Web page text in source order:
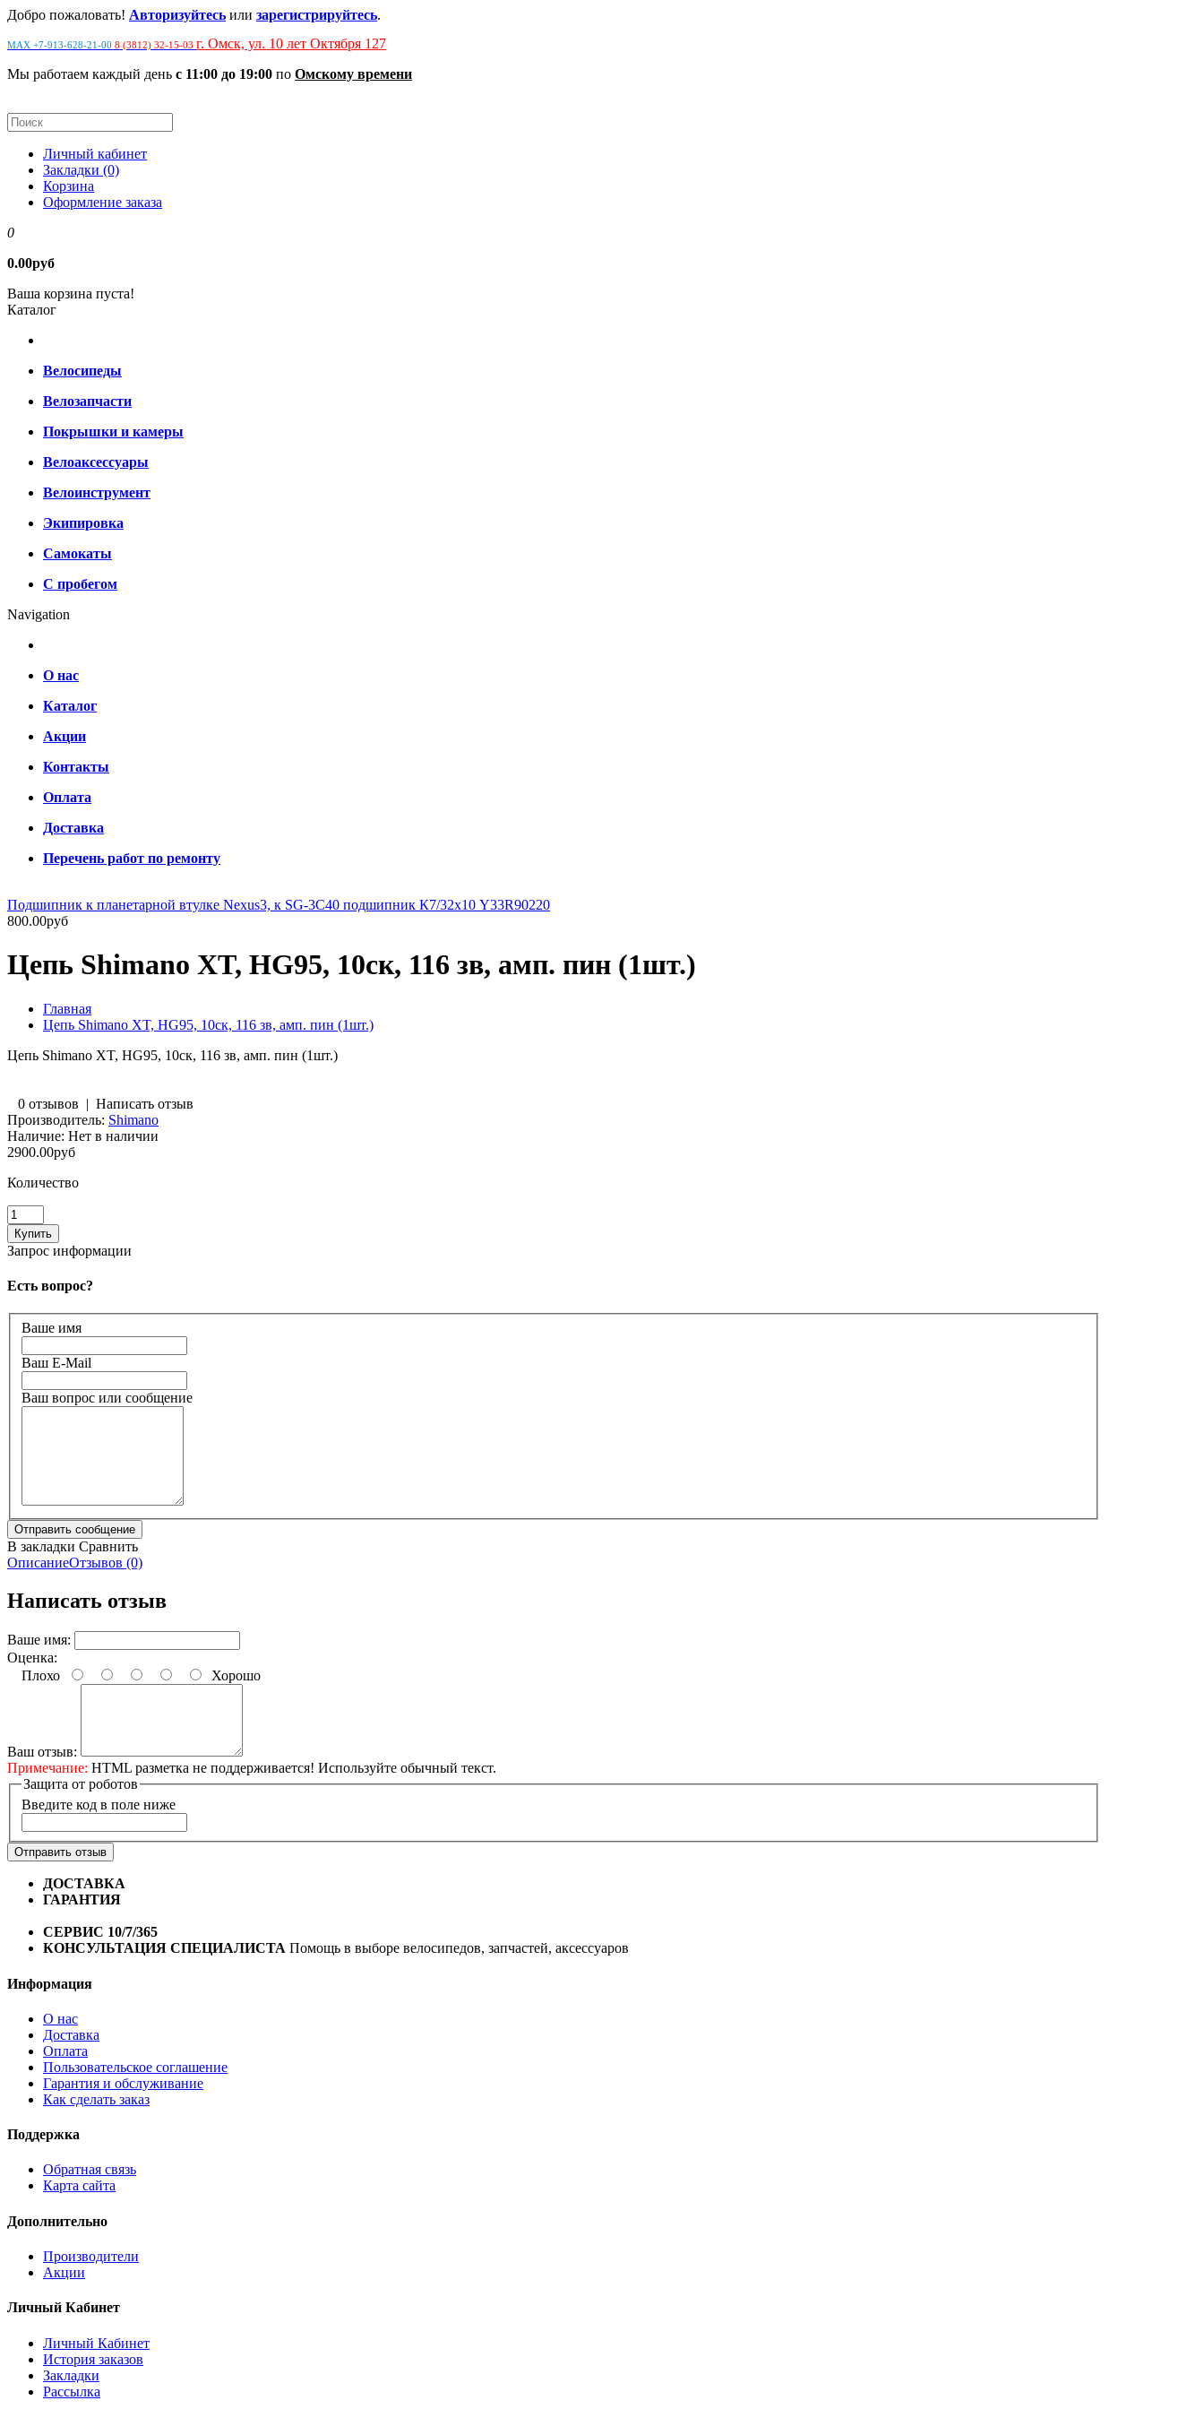
Добро пожаловать! Авторизуйтесь или зарегистрируйтесь.
MAX +7-913-628-21-00 8 (3812) 32-15-03 г. Омск, ул. 10 лет Октября 127
Мы работаем каждый день с 11:00 до 19:00 по Омскому времени
Личный кабинет
Закладки (0)
Корзина
Оформление заказа
0
0.00руб
Ваша корзина пуста!
Каталог
Велосипеды
Велозапчасти
Покрышки и камеры
Велоаксессуары
Велоинструмент
Экипировка
Самокаты
С пробегом
Navigation
О нас
Каталог
Акции
Контакты
Оплата
Доставка
Перечень работ по ремонту
Подшипник к планетарной втулке Nexus3, к SG-3C40 подшипник К7/32х10 Y33R90220
800.00руб
Цепь Shimano XT, HG95, 10ск, 116 зв, амп. пин (1шт.)
Главная
Цепь Shimano XT, HG95, 10ск, 116 зв, амп. пин (1шт.)
Цепь Shimano XT, HG95, 10ск, 116 зв, амп. пин (1шт.)
0 отзывов | Написать отзыв
Производитель: Shimano
Наличие: Нет в наличии
2900.00руб
Количество
Запрос информации
Есть вопрос?
Ваше имя
Ваш E-Mail
Ваш вопрос или сообщение
В закладки Сравнить
ОписаниеОтзывов (0)
Написать отзыв
Ваше имя:
Оценка:
Плохо
Хорошо
Ваш отзыв:
Примечание: HTML разметка не поддерживается! Используйте обычный текст.
Защита от роботов
Введите код в поле ниже
Отправить отзыв
ДОСТАВКА
ГАРАНТИЯ
СЕРВИС 10/7/365
КОНСУЛЬТАЦИЯ СПЕЦИАЛИСТА Помощь в выборе велосипедов, запчастей, аксессуаров
Информация
О нас
Доставка
Оплата
Пользовательское соглашение
Гарантия и обслуживание
Как сделать заказ
Поддержка
Обратная связь
Карта сайта
Дополнительно
Производители
Акции
Личный Кабинет
Личный Кабинет
История заказов
Закладки
Рассылка